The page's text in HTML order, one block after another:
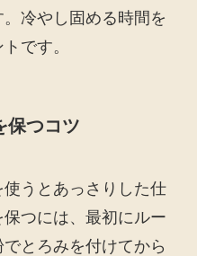
冷やし固める時間を
です。
保つコツ
うとあっさりした仕
保つには、最初にルー
とろみを付けてから